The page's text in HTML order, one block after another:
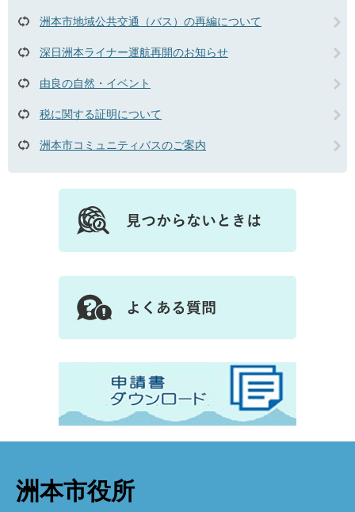
洲本市地域公共交通（バス）の再編について
深日洲本ライナー運航再開のお知らせ
由良の自然・イベント
税に関する証明について
洲本市コミュニティバスのご案内
洲本市役所